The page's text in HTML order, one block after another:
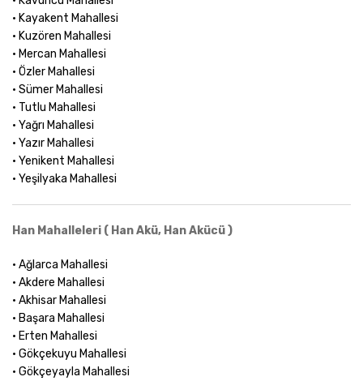
• Kayakent Mahallesi
• Kuzören Mahallesi
• Mercan Mahallesi
• Özler Mahallesi
• Sümer Mahallesi
• Tutlu Mahallesi
• Yağrı Mahallesi
• Yazır Mahallesi
• Yenikent Mahallesi
• Yeşilyaka Mahallesi
Han Mahalleleri ( Han Akü, Han Akücü )
• Ağlarca Mahallesi
• Akdere Mahallesi
• Akhisar Mahallesi
• Başara Mahallesi
• Erten Mahallesi
• Gökçekuyu Mahallesi
• Gökçeyayla Mahallesi